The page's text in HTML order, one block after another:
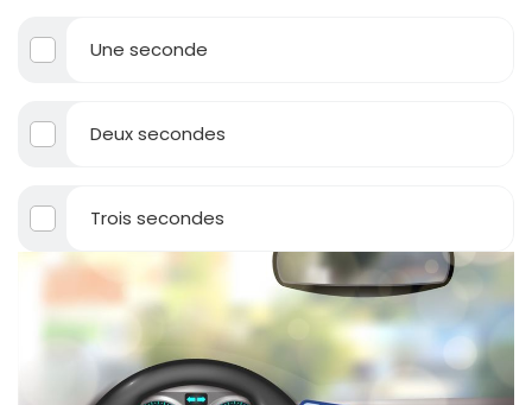
Une seconde
Deux secondes
Trois secondes